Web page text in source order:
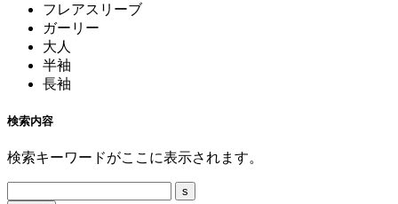
フレアスリーブ
ガーリー
大人
半袖
長袖
検索内容
検索キーワードがここに表示されます。